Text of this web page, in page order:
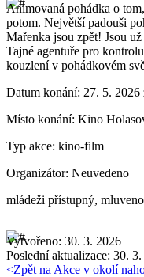
Animovaná pohádka o
potom. Největší padouši
Mařenka jsou zpět! Jsou
Tajné agentuře pro
kouzlení v pohádkovém
Datum konání: 27. 5. 2026
Místo konání: Kino
Typ akce: kino-film
Organizátor: Neuvedeno
mládeži přístupný,
Vytvořeno: 30. 3. 2026
Poslední aktualizace: 30.
<Zpět na Akce v okolí